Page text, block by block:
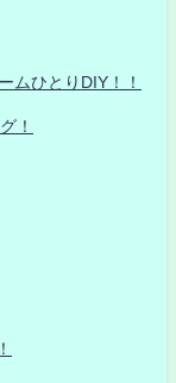
ムひとりDIY！！
！